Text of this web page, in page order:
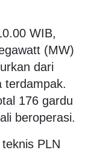
WIB,
(MW)
dari
terdampak.
176 gardu
beroperasi.
PLN